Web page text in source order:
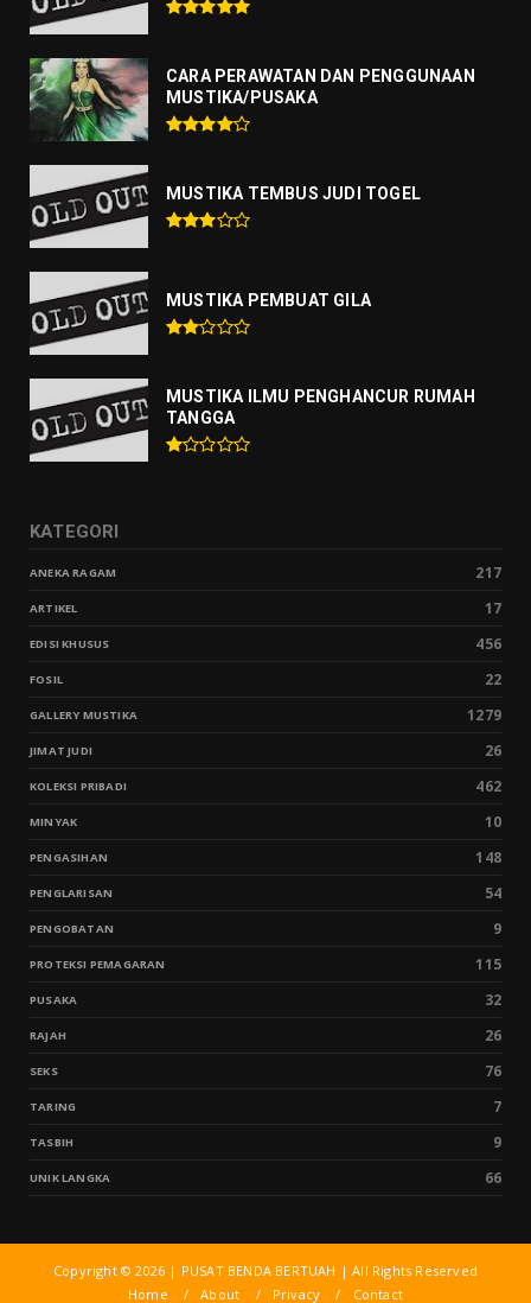
CARA PERAWATAN DAN PENGGUNAAN
MUSTIKA/PUSAKA
MUSTIKA TEMBUS JUDI TOGEL
MUSTIKA PEMBUAT GILA
MUSTIKA ILMU PENGHANCUR RUMAH
TANGGA
KATEGORI
ANEKA RAGAM 217
ARTIKEL 17
EDISI KHUSUS 456
FOSIL 22
GALLERY MUSTIKA 1279
JIMAT JUDI 26
KOLEKSI PRIBADI 462
MINYAK 10
PENGASIHAN 148
PENGLARISAN 54
PENGOBATAN 9
PROTEKSI PEMAGARAN 115
PUSAKA 32
RAJAH 26
SEKS 76
TARING 7
TASBIH 9
UNIK LANGKA 66
Copyright ©2026 | PUSAT BENDA BERTUAH | All Rights Reserved
Home
About Privacy Contact